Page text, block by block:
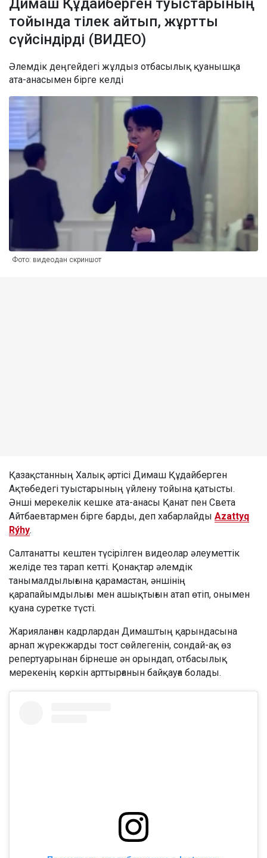
Димаш Құдайберген туыстарының
тойында тілек айтып, жұртты
сүйсіндірді (ВИДЕО)
Әлемдік деңгейдегі жұлдыз отбасылық қуанышқа
ата-анасымен бірге келді
Фото: видеодан скриншот
Қазақстанның Халық әртісі Димаш Құдайберген
Ақтөбедегі туыстарының үйлену тойына қатысты.
Әнші мерекелік кешке ата-анасы Қанат пен Света
Айтбаевтармен бірге барды, деп хабарлайды Azattyq
Rýhy.
Салтанатты кештен түсірілген видеолар әлеуметтік
желіде тез тарап кетті. Қонақтар әлемдік
танымалдылығына қарамастан, әншінің
қарапайымдылығы мен ашықтығын атап өтіп, онымен
қуана суретке түсті.
Жарияланған кадрлардан Димаштың қарындасына
арнап жүрекжарды тост сөйлегенін, сондай-ақ өз
репертуарынан бірнеше ән орындап, отбасылық
мерекенің көркін арттырғанын байқауға болады.